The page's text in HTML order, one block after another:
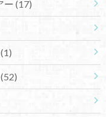
ー (17)
(1)
(52)